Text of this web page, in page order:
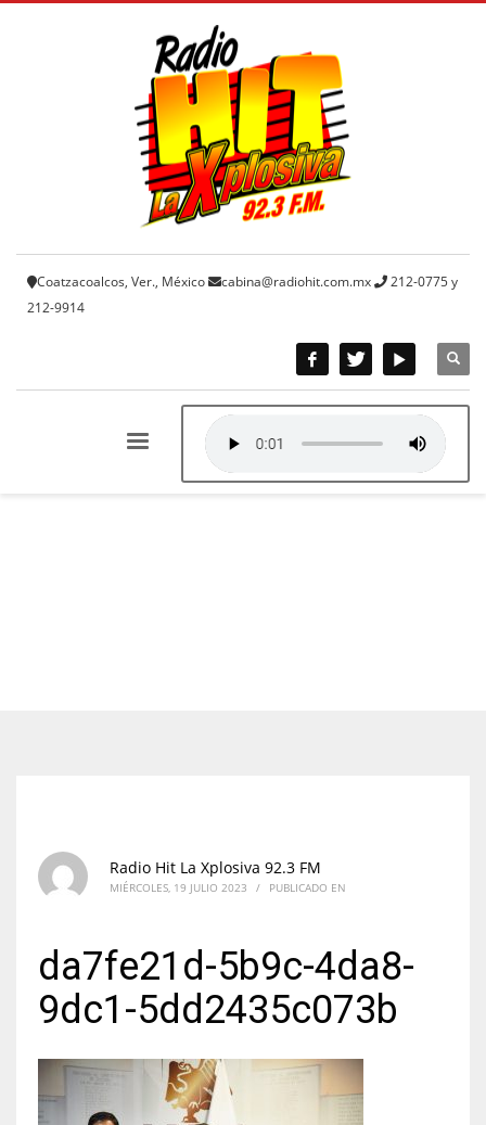
Coatzacoalcos, Ver., México cabina@radiohit.com.mx
212-0775 y
212-9914
Radio Hit La Xplosiva 92.3 FM
MIÉRCOLES, 19 JULIO 2023 / PUBLICADO EN
da7fe21d-5b9c-4da8-
9dc1-5dd2435c073b